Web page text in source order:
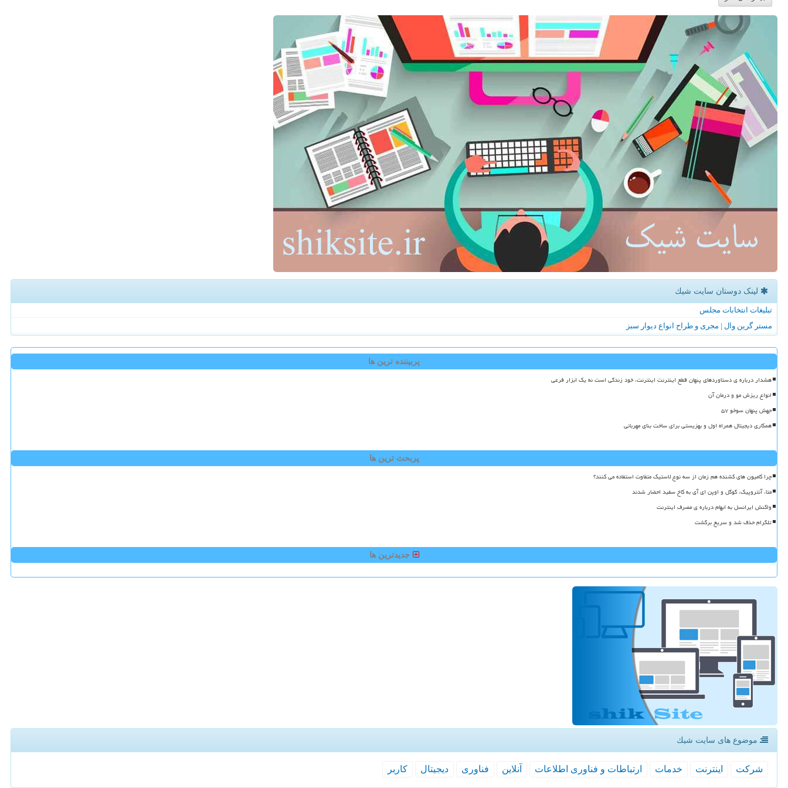
لینک دوستان سایت شیك
تبلیغات انتخابات مجلس
مستر گرین وال | مجری و طراح انواع دیوار سبز
پربیننده ترین ها
هشدار درباره ی دستاوردهای پنهان قطع اینترنت اینترنت، خود زندگی است نه یک ابزار فرعی
انواع ریزش مو و درمان آن
جهش پنهان سوخو ۵۷
همکاری دیجیتال همراه اول و بهزیستی برای ساخت بنای مهربانی
پربحث ترین ها
چرا کامیون های کشنده هم زمان از سه نوع لاستیک متفاوت استفاده می کنند؟
متا، آنتروپیک، گوگل و اوپن ای آی به کاخ سفید احضار شدند
واکنش ایرانسل به ابهام درباره ی مصرف اینترنت
تلگرام حذف شد و سریع برگشت
جدیدترین ها
موضوع های سایت شیك
شركت اینترنت خدمات ارتباطات و فناوری اطلاعات آنلاین فناوری دیجیتال كاربر